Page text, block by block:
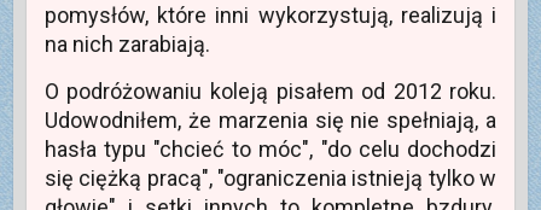
pomysłów, które inni wykorzystują, realizują i
na nich zarabiają.
O podróżowaniu koleją pisałem od 2012 roku.
Udowodniłem, że marzenia się nie spełniają, a
hasła typu "chcieć to móc", "do celu dochodzi
się ciężką pracą", "ograniczenia istnieją tylko w